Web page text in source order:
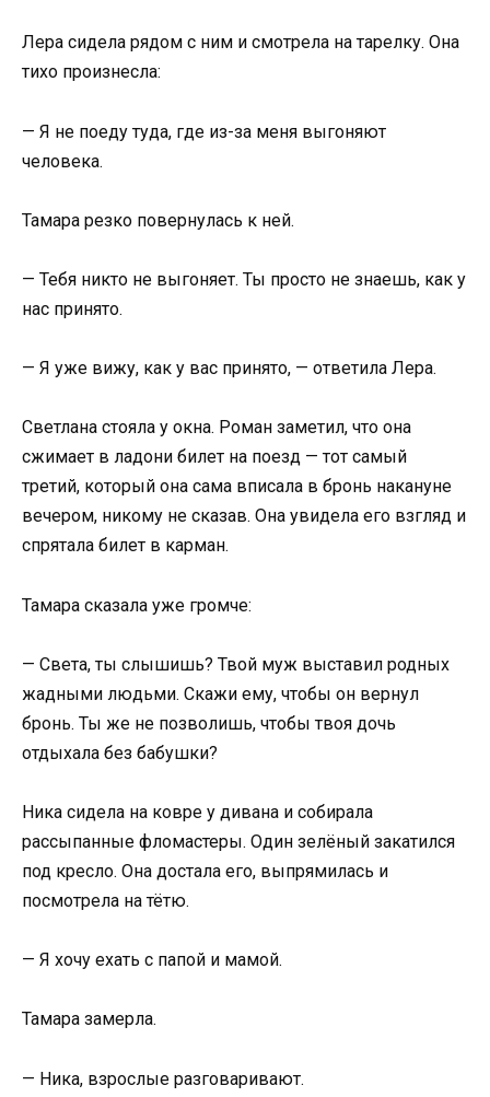
Лера сидела рядом с ним и смотрела на тарелку. Она
тихо произнесла:
— Я не поеду туда, где из-за меня выгоняют
человека.
Тамара резко повернулась к ней.
— Тебя никто не выгоняет. Ты просто не знаешь, как у
нас принято.
— Я уже вижу, как у вас принято, — ответила Лера.
Светлана стояла у окна. Роман заметил, что она
сжимает в ладони билет на поезд — тот самый
третий, который она сама вписала в бронь накануне
вечером, никому не сказав. Она увидела его взгляд и
спрятала билет в карман.
Тамара сказала уже громче:
— Света, ты слышишь? Твой муж выставил родных
жадными людьми. Скажи ему, чтобы он вернул
бронь. Ты же не позволишь, чтобы твоя дочь
отдыхала без бабушки?
Ника сидела на ковре у дивана и собирала
рассыпанные фломастеры. Один зелёный закатился
под кресло. Она достала его, выпрямилась и
посмотрела на тётю.
— Я хочу ехать с папой и мамой.
Тамара замерла.
— Ника, взрослые разговаривают.